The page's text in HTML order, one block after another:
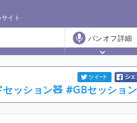
イト
バンオフ詳細
セッション🧸 #GBセッション